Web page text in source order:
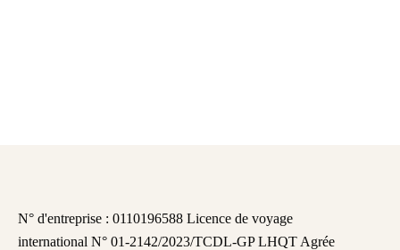
N° d'entreprise : 0110196588 Licence de voyage
international N° 01-2142/2023/TCDL-GP LHQT Agrée